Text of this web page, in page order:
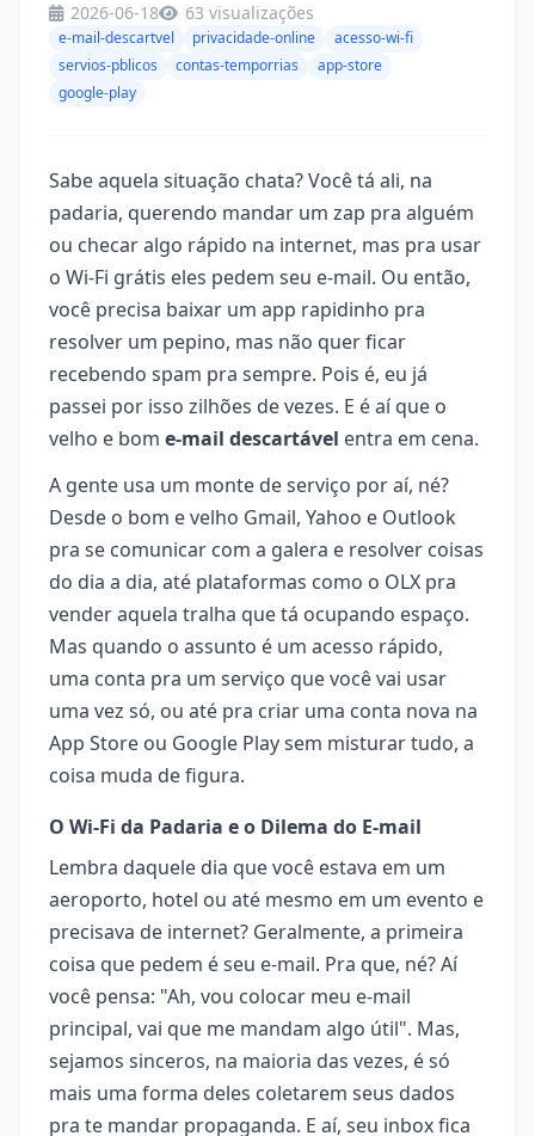
2026-06-18 63 visualizações
e-mail-descartvel privacidade-online
acesso-wi-fi
servios-pblicos
contas-temporrias
app-store
google-play
Sabe aquela situação chata? Você tá ali, na
padaria, querendo mandar um zap pra alguém
ou checar algo rápido na internet, mas pra usar
o Wi-Fi grátis eles pedem seu e-mail. Ou então,
você precisa baixar um app rapidinho pra
resolver um pepino, mas não quer ficar
recebendo spam pra sempre. Pois é, eu já
passei por isso zilhões de vezes. E é aí que o
velho e bom e-mail descartável entra em cena.
A gente usa um monte de serviço por aí, né?
Desde o bom e velho Gmail, Yahoo e Outlook
pra se comunicar com a galera e resolver coisas
do dia a dia, até plataformas como o OLX pra
vender aquela tralha que tá ocupando espaço.
Mas quando o assunto é um acesso rápido,
uma conta pra um serviço que você vai usar
uma vez só, ou até pra criar uma conta nova na
App Store ou Google Play sem misturar tudo, a
coisa muda de figura.
O Wi-Fi da Padaria e o Dilema do E-mail
Lembra daquele dia que você estava em um
aeroporto, hotel ou até mesmo em um evento e
precisava de internet? Geralmente, a primeira
coisa que pedem é seu e-mail. Pra que, né? Aí
você pensa: "Ah, vou colocar meu e-mail
principal, vai que me mandam algo útil". Mas,
sejamos sinceros, na maioria das vezes, é só
mais uma forma deles coletarem seus dados
pra te mandar propaganda. E aí, seu inbox fica